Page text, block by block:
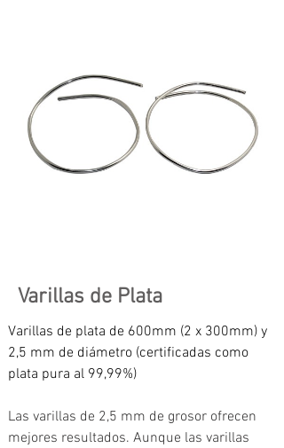
Varillas de Plata
Varillas de plata de 600mm (2 x 300mm) y
2,5 mm de diámetro (certificadas como
plata pura al 99,99%)
Las varillas de 2,5 mm de grosor ofrecen
mejores resultados. Aunque las varillas